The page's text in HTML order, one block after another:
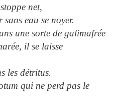
net,
eau se noyer.
une sorte de galimafrée
il se laisse
les détritus.
qui ne perd pas le